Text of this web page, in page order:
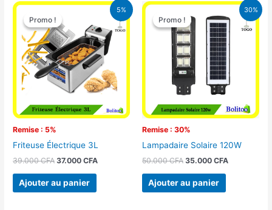
5%
Promo !
Remise : 5%
Promo !
Friteuse Électrique 3L
39.000CFA
Le
initial
était :
39.000 CFA.
37.000CFA
Le
prix
actuel
est :
37.000 CFA.
Ajouter au panier
30%
Promo !
Remise : 30%
Promo !
Lampadaire Solaire 120W
50.000CFA
Le
prix
initial
était :
50.000 CFA.
35.000 CFA
Le
prix
actuel
est :
35.000
Ajouter au panier